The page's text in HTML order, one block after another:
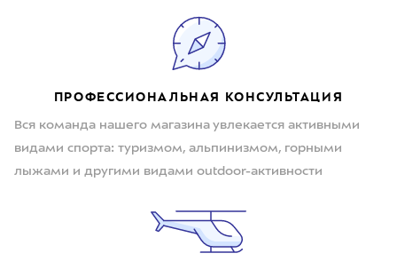
ПРОФЕССИОНАЛЬНАЯ КОНСУЛЬТАЦИЯ
Вся команда нашего магазина увлекается активными
видами спорта: туризмом, альпинизмом, горными
лыжами и другими видами outdoor-активности